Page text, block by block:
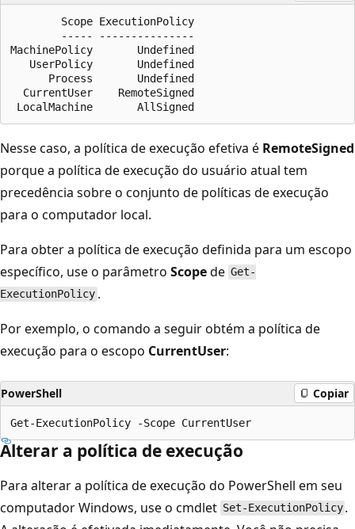
        Scope ExecutionPolicy
        ----- ---------------
MachinePolicy       Undefined
   UserPolicy       Undefined
      Process       Undefined
  CurrentUser    RemoteSigned
Nesse caso, a política de execução efetiva é RemoteSigned
porque a política de execução do usuário atual tem
precedência sobre o conjunto de políticas de execução
para o computador local.
Para obter a política de execução definida para um escopo
específico, use o parâmetro Scopede Get-
ExecutionPolicy .
Por exemplo, o comando a seguir obtém a política de
execução para o escopo CurrentUser:
PowerShell Copiar
Alterar a política de execução
Para alterar a política de execução do PowerShell em seu
computador Windows, use o cmdlet Set-ExecutionPolicy .